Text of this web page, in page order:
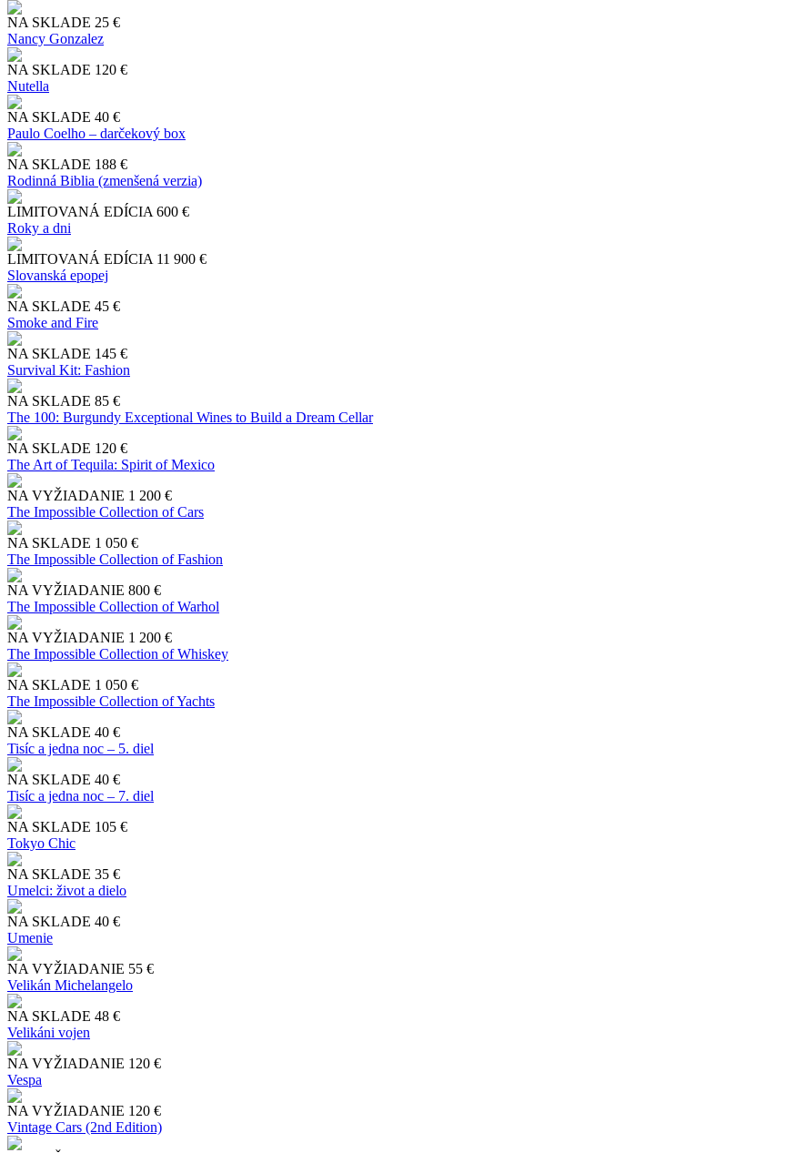
NA SKLADE 25 €
Nancy Gonzalez
NA SKLADE 120 €
Nutella
NA SKLADE 40 €
Paulo Coelho – darčekový box
NA SKLADE 188 €
Rodinná Biblia (zmenšená verzia)
LIMITOVANÁ EDÍCIA 600 €
Roky a dni
LIMITOVANÁ EDÍCIA 11 900 €
Slo​vanská epopej
NA SKLADE 45 €
Smoke and Fire
NA SKLADE 145 €
Survival Kit: Fashion
NA SKLADE 85 €
The 100: Burgundy Exceptional Wines to Build a Dream Cellar
NA SKLADE 120 €
The Art of Tequila: Spirit of Mexico
NA VYŽIADANIE 1 200 €
The Impossible Collection of Cars
NA SKLADE 1 050 €
The Impossible Collection of Fashion
NA VYŽIADANIE 800 €
The Impossible Collection of Warhol
NA VYŽIADANIE 1 200 €
The Impossible Collection of Whiskey
NA SKLADE 1 050 €
The Impossible Collection of Yachts
NA SKLADE 40 €
Tisíc a jedna noc – 5. diel
NA SKLADE 40 €
Tisíc a jedna noc – 7. diel
NA SKLADE 105 €
Tokyo Chic
NA SKLADE 35 €
Umelci: život a dielo
NA SKLADE 40 €
Umenie
NA VYŽIADANIE 55 €
Velikán Michelangelo
NA SKLADE 48 €
Velikáni vojen
NA VYŽIADANIE 120 €
Vespa
NA VYŽIADANIE 120 €
Vintage Cars (2nd Edition)